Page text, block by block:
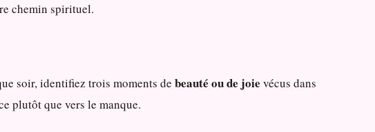
chemin spirituel.
soir, identifiez trois moments de beauté ou de joie vécus dans
plutôt que vers le manque.